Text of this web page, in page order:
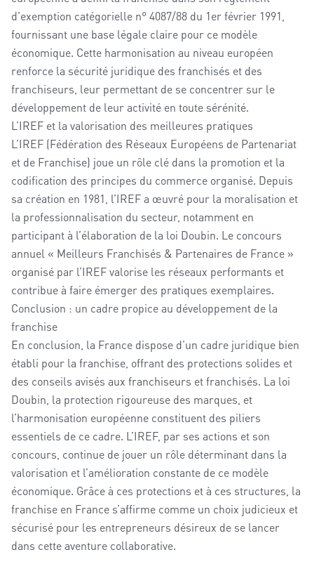
d’exemption catégorielle n° 4087/88 du 1er février 1991,
fournissant une base légale claire pour ce modèle
économique. Cette harmonisation au niveau européen
renforce la sécurité juridique des franchisés et des
franchiseurs, leur permettant de se concentrer sur le
développement de leur activité en toute sérénité.
L’IREF et la valorisation des meilleures pratiques
L’IREF (Fédération des Réseaux Européens de Partenariat
et de Franchise) joue un rôle clé dans la promotion et la
codification des principes du commerce organisé. Depuis
sa création en 1981, l’IREF a œuvré pour la moralisation et
la professionnalisation du secteur, notamment en
participant à l’élaboration de la loi Doubin. Le concours
annuel « Meilleurs Franchisés & Partenaires de France »
organisé par l’IREF valorise les réseaux performants et
contribue à faire émerger des pratiques exemplaires.
Conclusion : un cadre propice au développement de la
franchise
En conclusion, la France dispose d’un cadre juridique bien
établi pour la franchise, offrant des protections solides et
des conseils avisés aux franchiseurs et franchisés. La loi
Doubin, la protection rigoureuse des marques, et
l’harmonisation européenne constituent des piliers
essentiels de ce cadre. L’IREF, par ses actions et son
concours, continue de jouer un rôle déterminant dans la
valorisation et l’amélioration constante de ce modèle
économique. Grâce à ces protections et à ces structures, la
franchise en France s’affirme comme un choix judicieux et
sécurisé pour les entrepreneurs désireux de se lancer
dans cette aventure collaborative.